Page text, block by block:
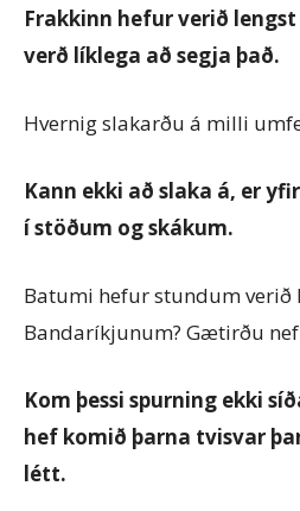
Frakkinn hefur verið
verð líklega að segja það.
Hvernig slakarðu á milli
Kann ekki að slaka á, er
í stöðum og skákum.
Batumi hefur stundum verið
Bandaríkjunum? Gætirðu
Kom þessi spurning ekki
hef komið þarna tvisvar
létt.